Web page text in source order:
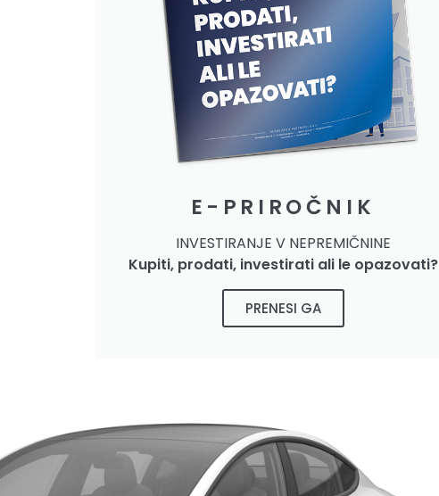
E-PRIROČNIK
INVESTIRANJE V NEPREMIČNINE
Kupiti, prodati, investirati ali le opazovati?
PRENESI GA